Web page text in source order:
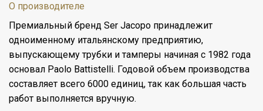
О производителе
Премиальный бренд Ser Jacopo принадлежит
одноименному итальянскому предприятию,
выпускающему трубки и тамперы начиная с 1982 года
основал Paolo Battistelli. Годовой объем производства
составляет всего 6000 единиц, так как большая часть
работ выполняется вручную.